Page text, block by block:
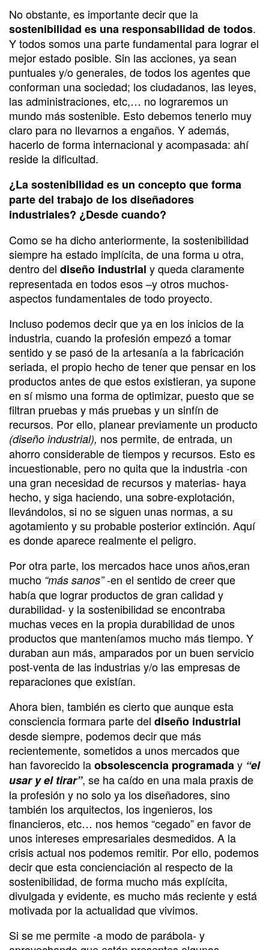
No obstante, es importante decir que la
sostenibilidad es una responsabilidad de todos.
Y todos somos una parte fundamental para lograr el
mejor estado posible. Sin las acciones, ya sean
puntuales y/o generales, de todos los agentes que
conforman una sociedad; los ciudadanos, las leyes,
las administraciones, etc,… no lograremos un
mundo más sostenible. Esto debemos tenerlo muy
claro para no llevarnos a engaños. Y además,
hacerlo de forma internacional y acompasada: ahí
reside la dificultad.
¿La sostenibilidad es un concepto que forma
parte del trabajo de los diseñadores
industriales? ¿Desde cuando?
Como se ha dicho anteriormente, la sostenibilidad
siempre ha estado implícita, de una forma u otra,
dentro del diseño industrial y queda claramente
representada en todos esos –y otros muchos-
aspectos fundamentales de todo proyecto.
Incluso podemos decir que ya en los inicios de la
industria, cuando la profesión empezó a tomar
sentido y se pasó de la artesanía a la fabricación
seriada, el propio hecho de tener que pensar en los
productos antes de que estos existieran, ya supone
en sí mismo una forma de optimizar, puesto que se
filtran pruebas y más pruebas y un sinfín de
recursos. Por ello, planear previamente un producto
(diseño industrial), nos permite, de entrada, un
ahorro considerable de tiempos y recursos. Esto es
incuestionable, pero no quita que la industria -con
una gran necesidad de recursos y materias- haya
hecho, y siga haciendo, una sobre-explotación,
llevándolos, si no se siguen unas normas, a su
agotamiento y su probable posterior extinción. Aquí
es donde aparece realmente el peligro.
Por otra parte, los mercados hace unos años,eran
mucho “más sanos”-en el sentido de creer que
había que lograr productos de gran calidad y
durabilidad- y la sostenibilidad se encontraba
muchas veces en la propia durabilidad de unos
productos que manteníamos mucho más tiempo. Y
duraban aun más, amparados por un buen servicio
post-venta de las industrias y/o las empresas de
reparaciones que existían.
Ahora bien, también es cierto que aunque esta
consciencia formara parte del diseño industrial
desde siempre, podemos decir que más
recientemente, sometidos a unos mercados que
han favorecido laobsolescencia programaday “el
usar y el tirar”, se ha caído en una mala praxis de
la profesión y no solo ya los diseñadores, sino
también los arquitectos, los ingenieros, los
financieros, etc… nos hemos “cegado” en favor de
unos intereses empresariales desmedidos. A la
crisis actual nos podemos remitir. Por ello, podemos
decir que esta concienciación al respecto de la
sostenibilidad, de forma mucho más explícita,
divulgada y evidente, es mucho más reciente y está
motivada por la actualidad que vivimos.
Si se me permite -a modo de parábola- y